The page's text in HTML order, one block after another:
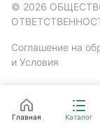
© 2026
Соглашение на
и Условия
Главная Каталог